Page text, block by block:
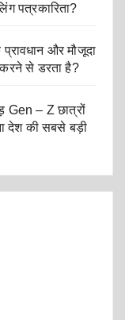
पत्रकारिता?
और मौजूदा
करने से डरता है?
Gen – Z छात्रों
देश की सबसे बड़ी